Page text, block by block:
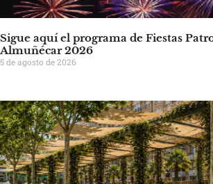
Sigue aquí el programa de Fiestas
Almuñécar 2026
5 de agosto de 2026